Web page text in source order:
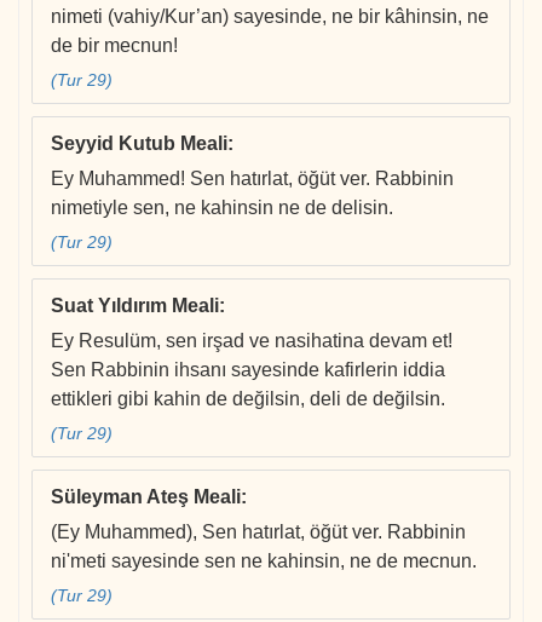
nimeti (vahiy/Kur’an) sayesinde, ne bir kâhinsin, ne
de bir mecnun!
(Tur 29)
Seyyid Kutub Meali:
Ey Muhammed! Sen hatırlat, öğüt ver. Rabbinin
nimetiyle sen, ne kahinsin ne de delisin.
(Tur 29)
Suat Yıldırım Meali:
Ey Resulüm, sen irşad ve nasihatina devam et!
Sen Rabbinin ihsanı sayesinde kafirlerin iddia
ettikleri gibi kahin de değilsin, deli de değilsin.
(Tur 29)
Süleyman Ateş Meali:
(Ey Muhammed), Sen hatırlat, öğüt ver. Rabbinin
ni'meti sayesinde sen ne kahinsin, ne de mecnun.
(Tur 29)